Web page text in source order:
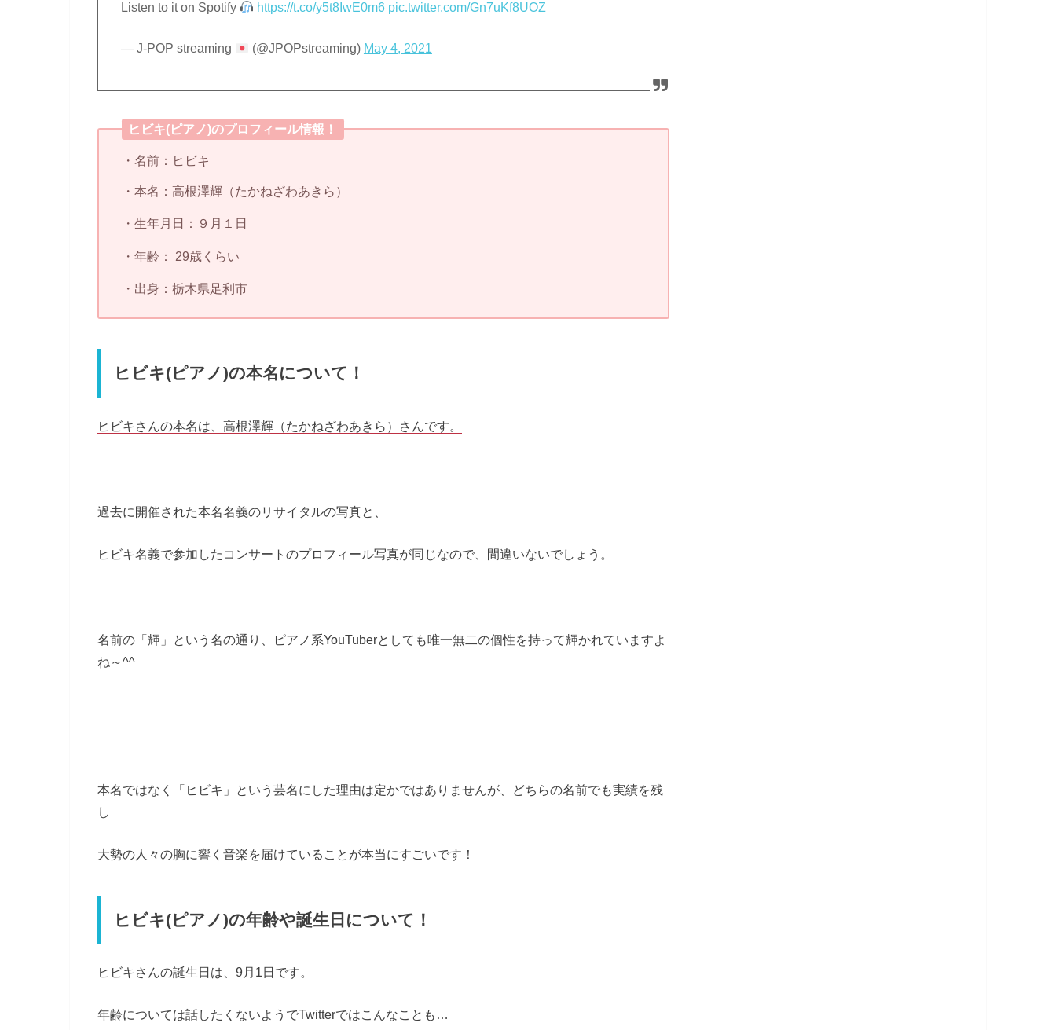
Listen to it on Spotify https://t.co/y5t8IwE0m6 pic.twitter.com/Gn7uKf8UOZ
— J-POP streaming (@JPOPstreaming) May 4, 2021
ヒビキ(ピアノ)のプロフィール情報！
・名前：ヒビキ
・本名：高根澤輝（たかねざわあきら）
・生年月日：９月１日
・年齢： 29歳くらい
・出身：栃木県足利市
ヒビキ(ピアノ)の本名について！
ヒビキさんの本名は、高根澤輝（たかねざわあきら）さんです。
過去に開催された本名名義のリサイタルの写真と、
ヒビキ名義で参加したコンサートのプロフィール写真が同じなので、間違いないでしょう。
名前の「輝」という名の通り、ピアノ系YouTuberとしても唯一無二の個性を持って輝かれていますよ
ね～^^
本名ではなく「ヒビキ」という芸名にした理由は定かではありませんが、どちらの名前でも実績を残
し
大勢の人々の胸に響く音楽を届けていることが本当にすごいです！
ヒビキ(ピアノ)の年齢や誕生日について！
ヒビキさんの誕生日は、9月1日です。
年齢については話したくないようでTwitterではこんなことも…